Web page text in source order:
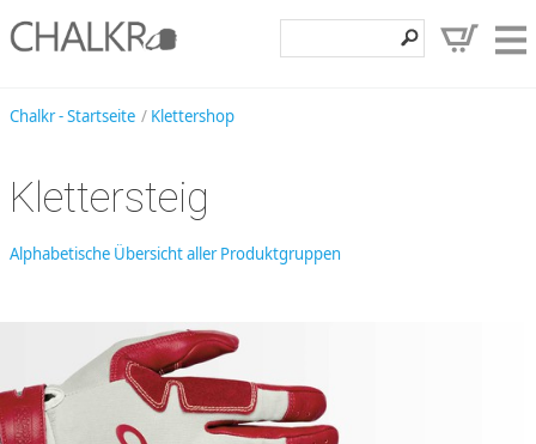
Chalkr - Startseite Klettershop
Klettersteig
Alphabetische Übersicht aller Produktgruppen